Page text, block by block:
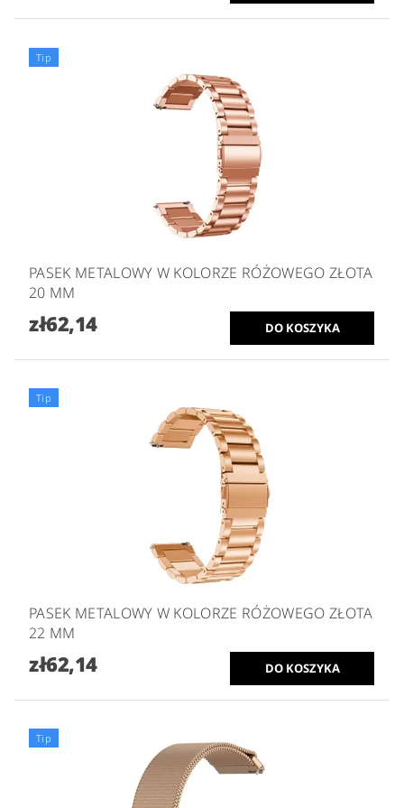
Tip
PASEK METALOWY W KOLORZE RÓŻOWEGO ZŁOTA
20 MM
zł62,14
Tip
PASEK METALOWY W KOLORZE RÓŻOWEGO ZŁOTA
22 MM
zł62,14
Tip